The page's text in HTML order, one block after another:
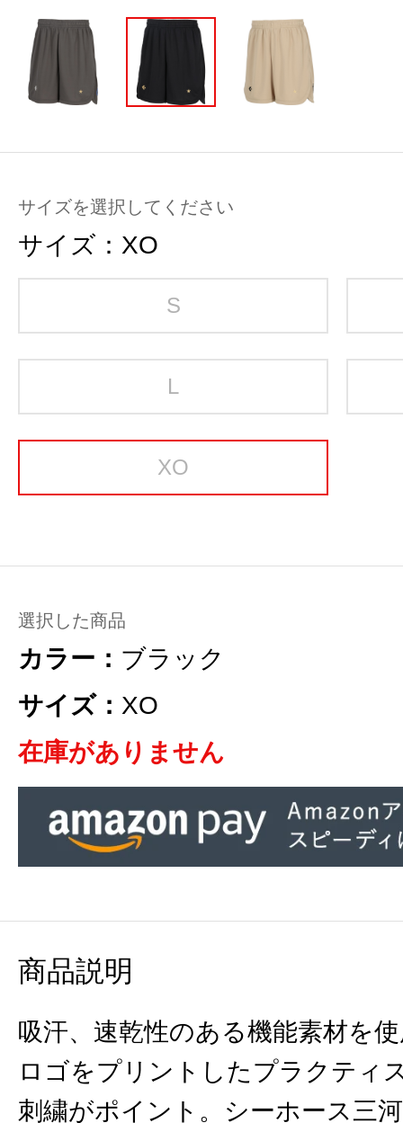
サイズを選択してください
サイズ： XO
S
L
XO
選択した商品
カラー： ブラック
サイズ： XO
在庫がありません
商品説明
吸汗、速乾性のある機能素材を
ロゴをプリントしたプラクティ
刺繍がポイント。シーホース三